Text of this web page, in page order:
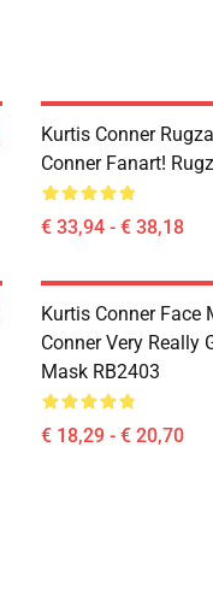
Kurtis Conner
Conner Fanart!
€ 33,94 - € 38,18
Kurtis Conner Face
Conner Very Really
Mask RB2403
€ 18,29 - € 20,70